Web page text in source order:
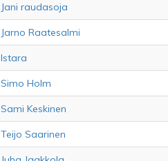
Jani raudasoja
Jarno Raatesalmi
lstara
Simo Holm
Sami Keskinen
Teijo Saarinen